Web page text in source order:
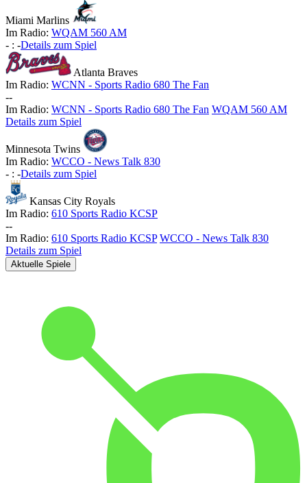
Miami Marlins
Im Radio: WQAM 560 AM
- : -Details zum Spiel
Atlanta Braves
Im Radio: WCNN - Sports Radio 680 The Fan
--
Im Radio: WCNN - Sports Radio 680 The Fan WQAM 560 AM
Details zum Spiel
Minnesota Twins
Im Radio: WCCO - News Talk 830
- : -Details zum Spiel
Kansas City Royals
Im Radio: 610 Sports Radio KCSP
--
Im Radio: 610 Sports Radio KCSP WCCO - News Talk 830
Details zum Spiel
Aktuelle Spiele